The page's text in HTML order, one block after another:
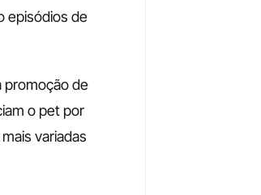
episódios de
promoção de
o pet por
variadas